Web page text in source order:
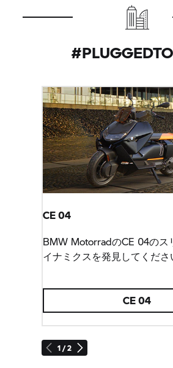
1 / 2
CE 04
BMW MotorradのCE 04のス
イナミクスを発見してくださ
CE 04